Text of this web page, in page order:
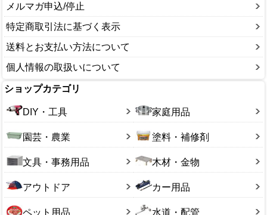
メルマガ申込/停止
特定商取引法に基づく表示
送料とお支払い方法について
個人情報の取扱いについて
ショップカテゴリ
DIY・工具 家庭用品
園芸・農業 塗料・補修剤
文具・事務用品 木材・金物
アウトドア カー用品
ペット用品 水道・配管